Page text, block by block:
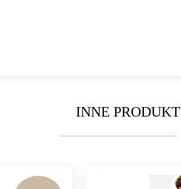
INNE